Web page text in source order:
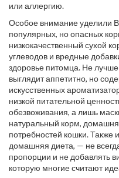
или аллергию.
Особое внимание уделили
популярных, но опасных
низкокачественный сухой
углеводов и вредные
здоровье питомца. Не лучше
выглядит аппетитно, но
искусственных
низкой питательной
обезвоживания, а лишь
натуральный корм,
потребностей кошки. Также
домашняя диета, — не
пропорции и не добавлять
которую многие считают